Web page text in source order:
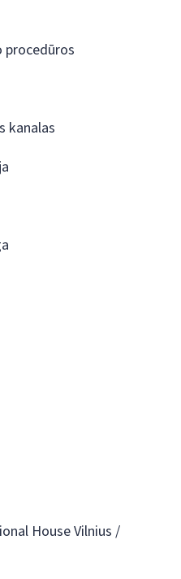
procedūros
kanalas
House Vilnius /